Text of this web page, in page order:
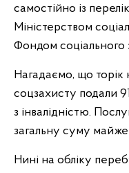
самостійно із
Міністерством
Фондом соціального
Нагадаємо, що торік
соцзахисту подали
з інвалідністю.
загальну суму
Нині на обліку